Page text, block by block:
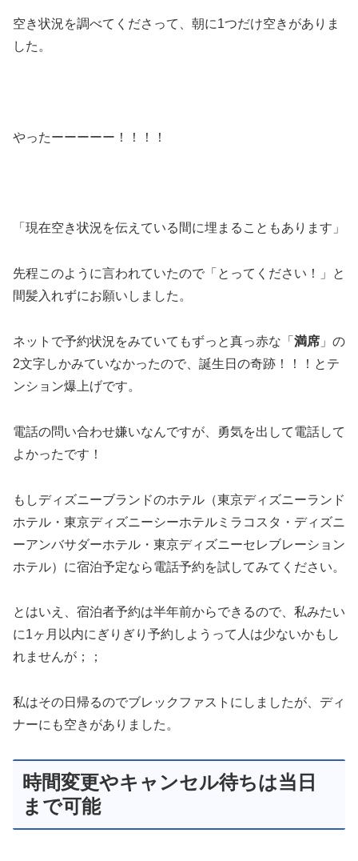
空き状況を調べてくださって、朝に1つだけ空きがありま
した。
やったーーーーー！！！！
「現在空き状況を伝えている間に埋まることもあります」
先程このように言われていたので「とってください！」と
間髪入れずにお願いしました。
ネットで予約状況をみていてもずっと真っ赤な「 満席 」の
2文字しかみていなかったので、誕生日の奇跡！！！とテ
ンション爆上げです。
電話の問い合わせ嫌いなんですが、勇気を出して電話して
よかったです！
もしディズニーブランドのホテル（東京ディズニーランド
ホテル・東京ディズニーシーホテルミラコスタ・ディズニ
ーアンバサダーホテル・東京ディズニーセレブレーション
ホテル）に宿泊予定なら電話予約を試してみてください。
とはいえ、宿泊者予約は半年前からできるので、私みたい
に1ヶ月以内にぎりぎり予約しようって人は少ないかもし
れませんが；；
私はその日帰るのでブレックファストにしましたが、ディ
ナーにも空きがありました。
時間変更やキャンセル待ちは当日
まで可能